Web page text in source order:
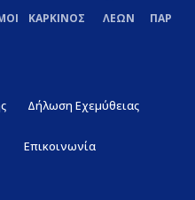
ΚΑΡΚΙΝΟΣ ΛΕΩΝ
Δήλωση Εχεμύθειας
Επικοινωνία